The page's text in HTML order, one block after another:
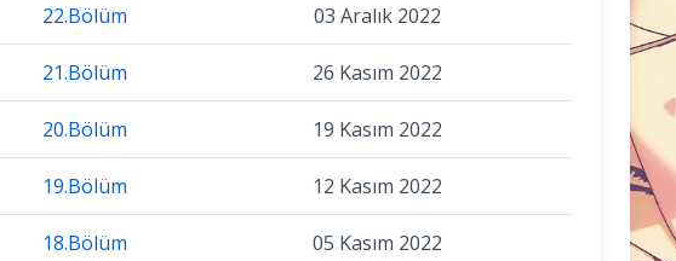
22.Bölüm 03 Aralık 2022
21.Bölüm 26 Kasım 2022
20.Bölüm 19 Kasım 2022
19.Bölüm 12 Kasım 2022
18.Bölüm 05 Kasım 2022